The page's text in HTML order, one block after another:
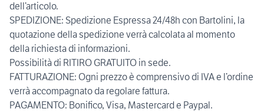
dell’articolo.
SPEDIZIONE: Spedizione Espressa 24/48h con Bartolini, la
quotazione della spedizione verrà calcolata al momento
della richiesta di informazioni.
Possibilità di RITIRO GRATUITO in sede.
FATTURAZIONE: Ogni prezzo è comprensivo di IVA e l’ordine
verrà accompagnato da regolare fattura.
PAGAMENTO: Bonifico, Visa, Mastercard e Paypal.